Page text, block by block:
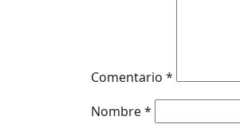
Comentario *
Nombre*